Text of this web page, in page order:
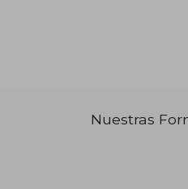
Nuestras